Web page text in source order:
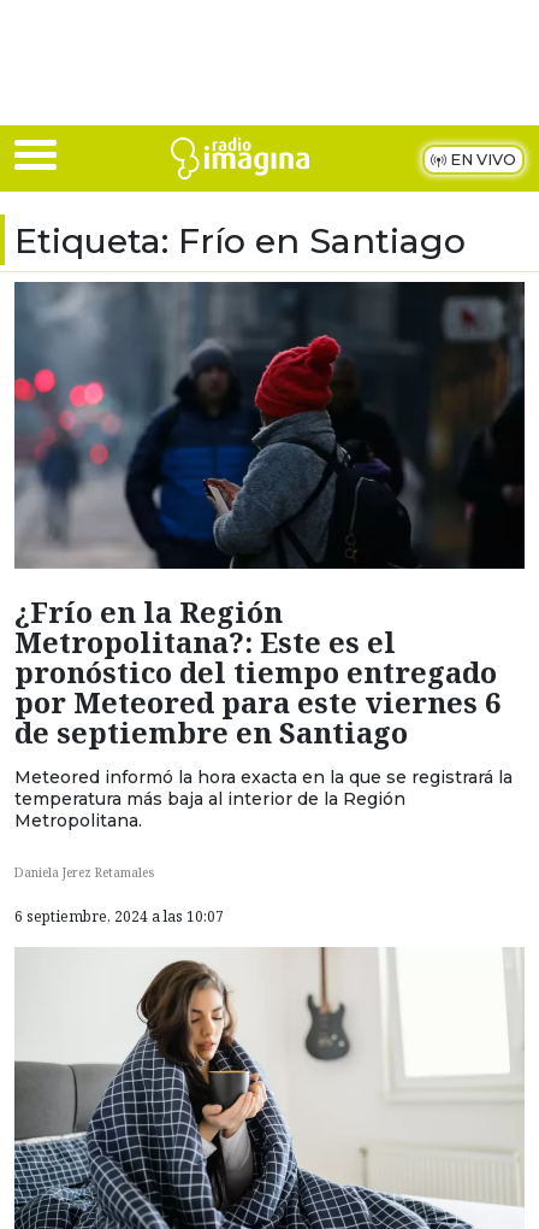
EN VIVO
Etiqueta: Frío en Santiago
¿Frío en la Región
Metropolitana?: Este es el
pronóstico del tiempo entregado
por Meteored para este viernes 6
de septiembre en Santiago
Meteored informó la hora exacta en la que se registrará la
temperatura más baja al interior de la Región
Metropolitana.
Daniela Jerez Retamales
6 septiembre, 2024 a las 10:07